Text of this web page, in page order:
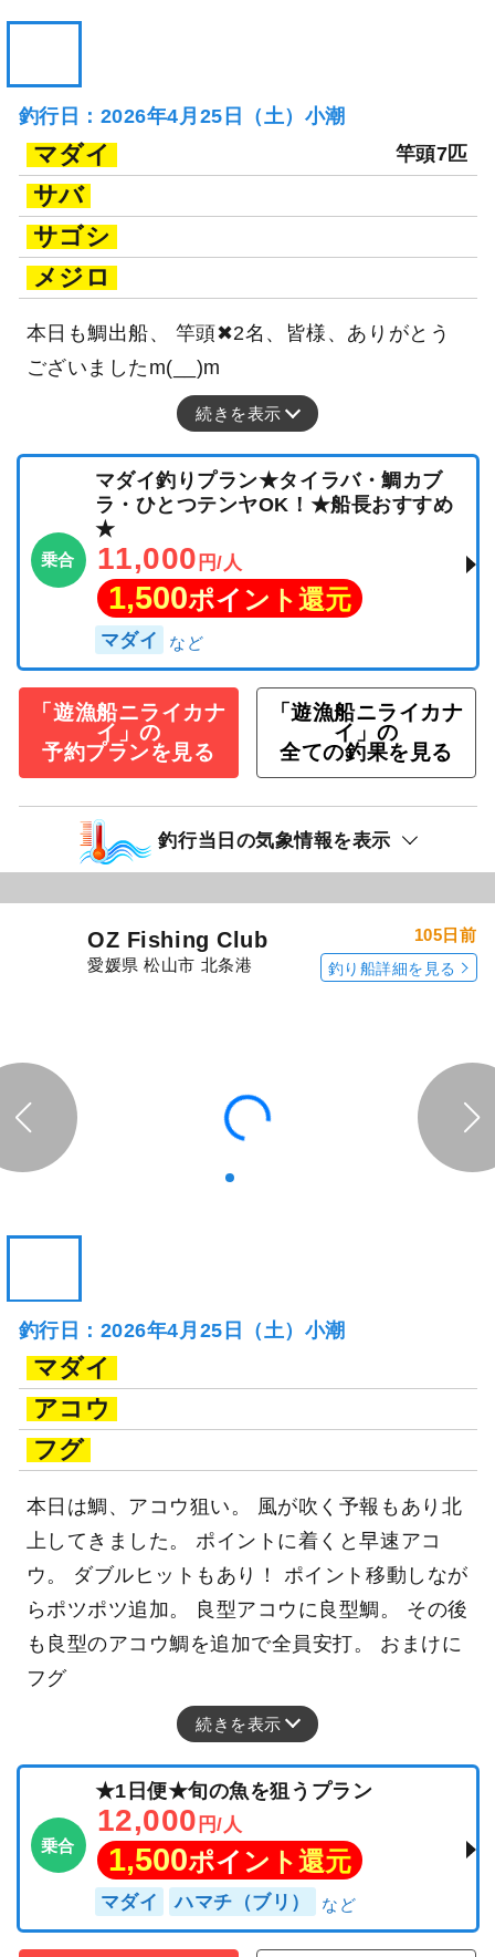
釣行日：2026年4月25日（土）小潮
マダイ 竿頭7匹
サバ
サゴシ
メジロ
本日も鯛出船、 竿頭✖2名、皆様、ありがとう
ございましたm(__)m
続きを表示
乗合
マダイ釣りプラン★タイラバ・鯛カブ
ラ・ひとつテンヤOK！★船長おすすめ
★
11,000 円/人
1,500ポイント還元
マダイ
「遊漁船ニライカナ
イ」の
予約プランを見る
「遊漁船ニライカナ
イ」の
全ての釣果を見る
釣行当日の気象情報を表示
OZ Fishing Club
愛媛県 松山市 北条港
105日前
釣り船詳細を見る
釣行日：2026年4月25日（土）小潮
マダイ
アコウ
フグ
本日は鯛、アコウ狙い。 風が吹く予報もあり北
上してきました。 ポイントに着くと早速アコ
ウ。 ダブルヒットもあり！ ポイント移動しなが
らポツポツ追加。 良型アコウに良型鯛。 その後
も良型のアコウ鯛を追加で全員安打。 おまけに
フグ
続きを表示
乗合
★1日便★旬の魚を狙うプラン
12,000 円/人
1,500ポイント還元
マダイ ハマチ（ブリ）